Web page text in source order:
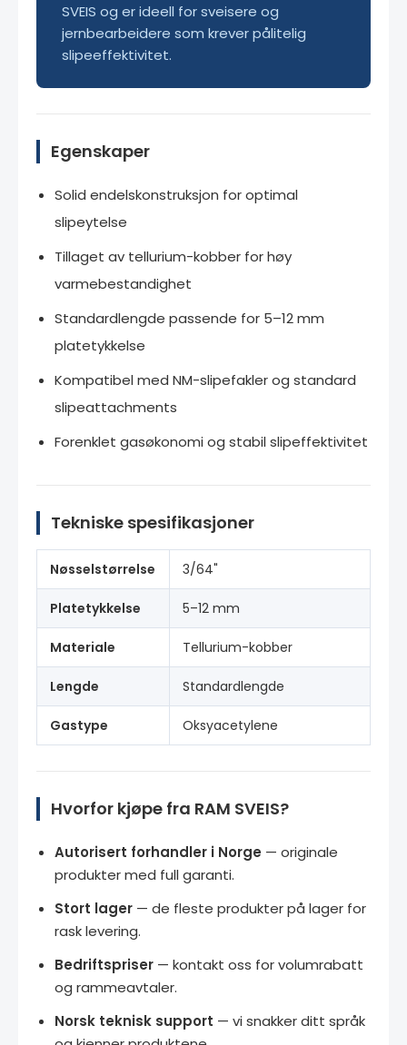
SVEIS og er ideell for sveisere og
jernbearbeidere som krever pålitelig
slipeeffektivitet.
Egenskaper
Solid endelskonstruksjon for optimal
slipeytelse
Tillaget av tellurium-kobber for høy
varmebestandighet
Standardlengde passende for 5–12 mm
platetykkelse
Kompatibel med NM-slipefakler og standard
slipeattachments
Forenklet gasøkonomi og stabil slipeffektivitet
Tekniske spesifikasjoner
Nøsselstørrelse 3/64"
Platetykkelse 5–12 mm
Materiale Tellurium-kobber
Lengde Standardlengde
Gastype Oksyacetylene
Hvorfor kjøpe fra RAM SVEIS?
Autorisert forhandler i Norge — originale
produkter med full garanti.
Stort lager — de fleste produkter på lager for
rask levering.
Bedriftspriser — kontakt oss for volumrabatt
og rammeavtaler.
Norsk teknisk support — vi snakker ditt språk